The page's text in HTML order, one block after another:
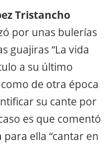
Tristancho
por unas bulerías
guajiras “La vida
a su último
de otra época
su cante por
es que comentó
ella “cantar en